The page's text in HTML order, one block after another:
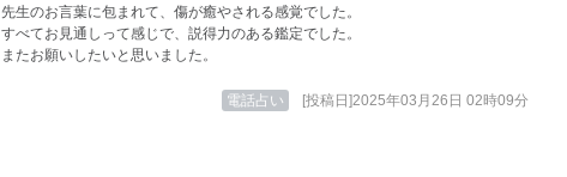
先生のお言葉に包まれて、傷が癒やされる感覚でした。
すべてお見通しって感じで、説得力のある鑑定でした。
またお願いしたいと思いました。
電話占い [投稿日]2025年03月26日 02時09分